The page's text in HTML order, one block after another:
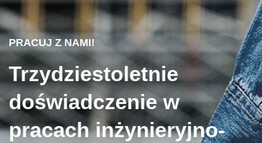
PRACUJ Z NAMI!
Trzydziestoletnie
doświadczenie w
pracach inżynieryjno-